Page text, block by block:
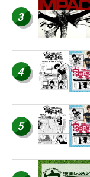
3
4
5